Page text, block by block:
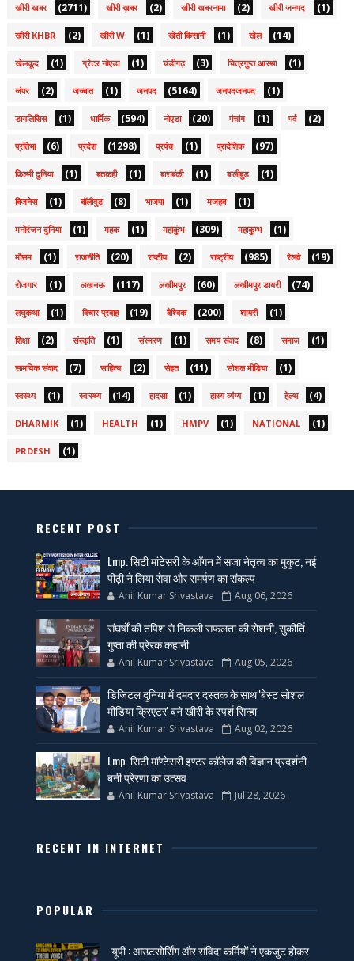
खीरी खबर (2711) खीरी ख़बर (2) खीरी खबरनामा (2) खीरी जनपद (1)
खीरी KHBR (2) खीरी W (1) खेती किसानी (1) खेल (14)
खेलकूद (1) ग्रेटर नोएडा (1) चंडीगढ़ (3) चित्रगुप्त आस्था (1)
जंपर (2) जज्बात (1) जनपद (5164) जनपदजनपद (1)
डायलिसिस (1) धार्मिक (594) नोएडा (20) पंचांग (1) पर्व (2)
प्रतिभा (6) प्रदेश (1298) प्रपंच (1) प्रादेशिक (97)
फ़िल्मी दुनिया (1) बतकही (1) बाराबंकी (1) बालीबुड (1)
बिजनेस (1) बॉलीवुड (8) भाजपा (1) मजहब (1)
मनोरंजन दुनिया (1) महक (1) महाकुंभ (309) महाकुम्भ (1)
मौसम (1) राजनीति (20) राष्टीय (2) राष्ट्रीय (985) रेलवे (19)
रोजगार (1) लखनऊ (117) लखीमपुर (60) लखीमपुर डायरी (74)
लघुकथा (1) विचार प्रवाह (19) वैश्विक (200) शायरी (1)
शिक्षा (2) संस्कृति (1) संस्मरण (1) समय संवाद (8) समाज (1)
सामयिक संवाद (7) साहित्य (2) सेहत (11) सोशल मीडिया (1)
स्वस्थ्य (1) स्वास्थ्य (14) हादसा (1) हास्य व्यंग्य (1) हेल्थ (4)
DHARMIK (1) HEALTH (1) HMPV (1) NATIONAL (1)
PRDESH (1)
RECENT POST
Lmp. सिटी मांटेसरी के आँगन में सजा नेतृत्व का मुकुट, नई
पीढ़ी ने लिया सेवा और समर्पण का संकल्प
Anil Kumar Srivastava Aug 06, 2026
संघर्षों की तपिश से निकली सफलता की रोशनी, सुकीर्ति
गुप्ता की प्रेरक कहानी
Anil Kumar Srivastava Aug 05, 2026
डिजिटल दुनिया में दमदार दस्तक के साथ 'बेस्ट सोशल
मीडिया क्रिएटर' बने खीरी के स्पर्श सिन्हा
Anil Kumar Srivastava Aug 02, 2026
Lmp. सिटी मॉण्टेसरी इण्टर कॉलेज की विज्ञान प्रदर्शनी
बनी प्रेरणा का उत्सव
Anil Kumar Srivastava Jul 28, 2026
RECENT IN INTERNET
POPULAR
यूपी : आउटसोर्सिंग और संविदा कर्मियों ने एकजुट होकर